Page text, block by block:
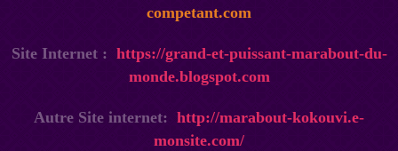
competant.com
Site Internet : https://grand-et-puissant-marabout-du-
monde.blogspot.com
Autre Site internet: http://marabout-kokouvi.e-
monsite.com/